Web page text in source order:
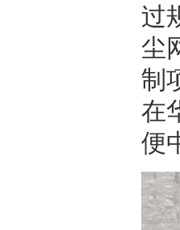
过
尘
制
在
便